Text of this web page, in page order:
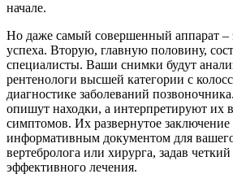
начале.
Но даже самый совершенный аппарат –
успеха. Вторую, главную половину,
специалисты. Ваши снимки будут
рентенологи высшей категории с
диагностике заболеваний
опишут находки, а интерпретируют их
симптомов. Их развернутое
информативным документом для
вертебролога или хирурга, задав
эффективного лечения.